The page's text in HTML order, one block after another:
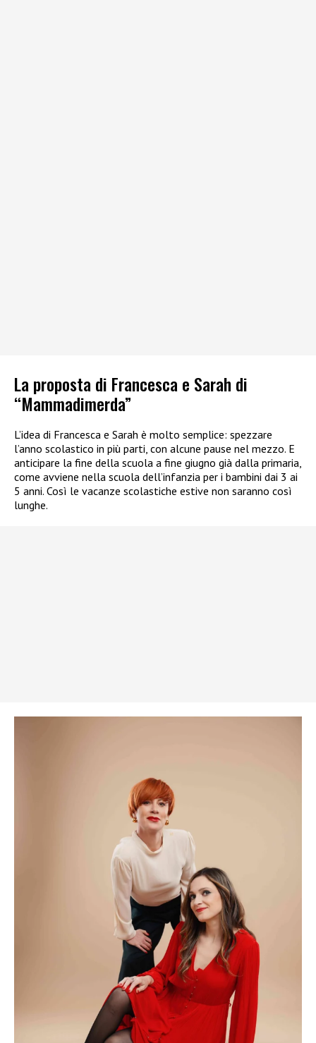
La proposta di Francesca e Sarah di
“Mammadimerda”
L’idea di Francesca e Sarah è molto semplice: spezzare
l’anno scolastico in più parti, con alcune pause nel mezzo. E
anticipare la fine della scuola a fine giugno già dalla primaria,
come avviene nella scuola dell’infanzia per i bambini dai 3 ai
5 anni. Così le vacanze scolastiche estive non saranno così
lunghe.